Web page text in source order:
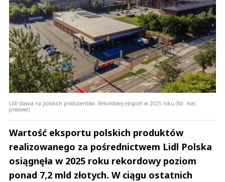
Lidl stawia na polskich producentów. Rekordowy eksport w 2025 roku (fot. mat.
prasowe)
Wartość eksportu polskich produktów
realizowanego za pośrednictwem Lidl Polska
osiągnęła w 2025 roku rekordowy poziom
ponad 7,2 mld złotych. W ciągu ostatnich